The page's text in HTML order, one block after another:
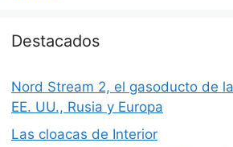
Destacados
Nord Stream 2, el gasoducto de
EE. UU., Rusia y Europa
Las cloacas de Interior